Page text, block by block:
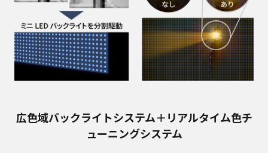
広色域バックライトシステム＋リアルタイム色チ
ューニングシステム